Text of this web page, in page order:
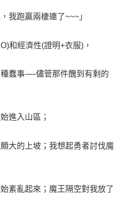
我跑贏兩棲連了~~~」
和經濟性(證明+衣服)，
蠢事──儘管那件醜到有剩的
進入山區；
大的上坡；我想起勇者討伐魔
紊亂起來；魔王隔空對我放了